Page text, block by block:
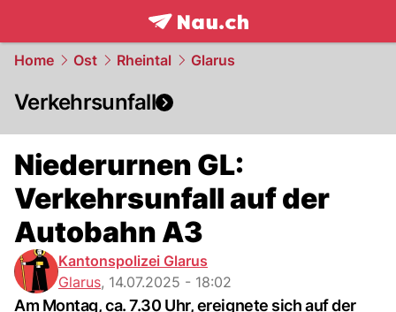
frontpage.NAU.ch
Home Ost Rheintal Glarus
Verkehrsunfall
Niederurnen GL:
Verkehrsunfall auf der
Autobahn A3
Kantonspolizei Glarus
Glarus, 14.07.2025 - 18:02
Am Montag, ca. 7.30 Uhr, ereignete sich auf der